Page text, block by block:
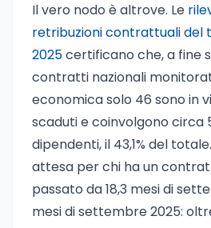
Il vero nodo è altrove. Le
retribuzioni contrattuali del
2025certificano che, a fine
contratti nazionali
economica solo 46 sono in
scaduti e coinvolgono circa
dipendenti, il 43,1% del
attesa per chi ha un
passato da 18,3 mesi di
mesi di settembre 2025: